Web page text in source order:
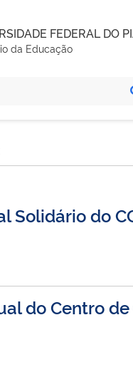
FEDERAL DO
da Educação
Solidário do
do Centro